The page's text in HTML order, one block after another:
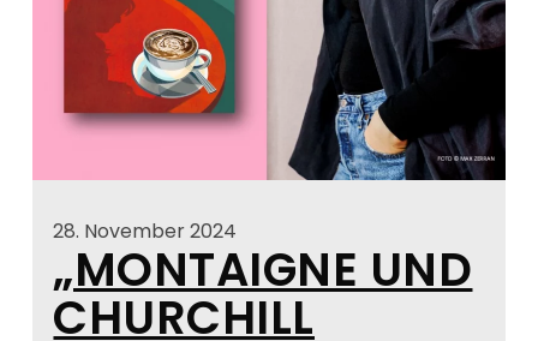
28. November 2024
„MONTAIGNE UND
CHURCHILL